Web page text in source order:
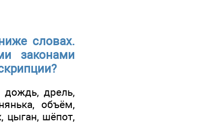
словах.
законами
дождь, дрель,
объём,
цыган, шёпот,